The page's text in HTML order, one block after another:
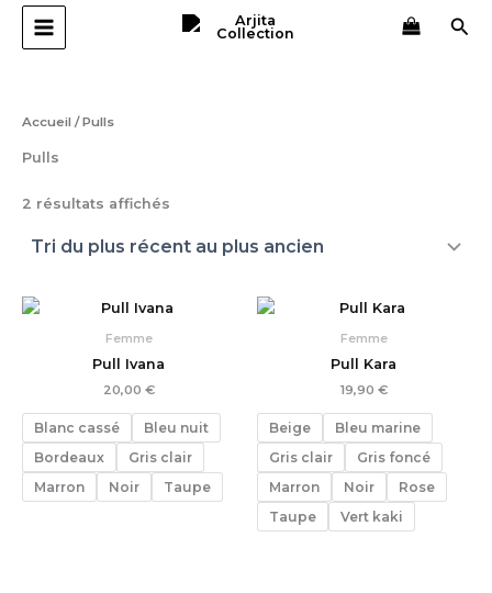
Aller
Accueil / Pulls
Pulls
2 résultats affichés
du
plus
Femme
Pull Ivana
20,00 €
Blanc cassé
Bleu nuit
Bordeaux
Gris clair
Marron
Noir Taupe
Femme
Pull Kara
19,90 €
Beige
Bleu marine
Gris clair
Gris foncé
Marron
Noir
Rose
Taupe
Vert kaki